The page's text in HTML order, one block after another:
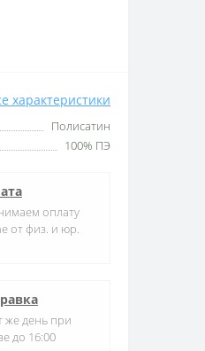
характеристики
Полисатин
100% ПЭ
оплату
от физ. и юр.
же день при
до 16:00